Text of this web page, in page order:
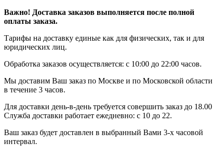
Важно! Доставка заказов выполняется после полной
оплаты заказа.
Тарифы на доставку единые как для физических, так и для
юридических лиц.
Обработка заказов осуществляется: с 10:00 до 22:00 часов.
Мы доставим Ваш заказ по Москве и по Московской области
в течение 3 часов.
Для доставки день-в-день требуется совершить заказ до 18.00
Служба доставки работает ежедневно: с 10 до 22.
Ваш заказ будет доставлен в выбранный Вами 3-х часовой
интервал.